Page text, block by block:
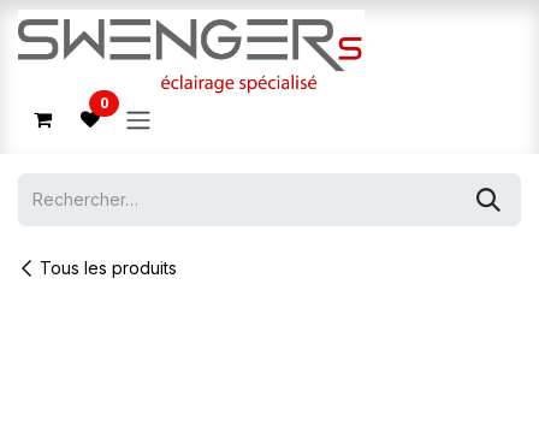
Se rendre au contenu
0
Tous les produits